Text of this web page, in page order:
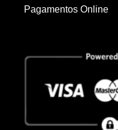
Pagamentos Online